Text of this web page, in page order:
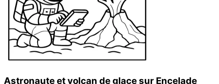
Astronaute et volcan de glace sur Encelade